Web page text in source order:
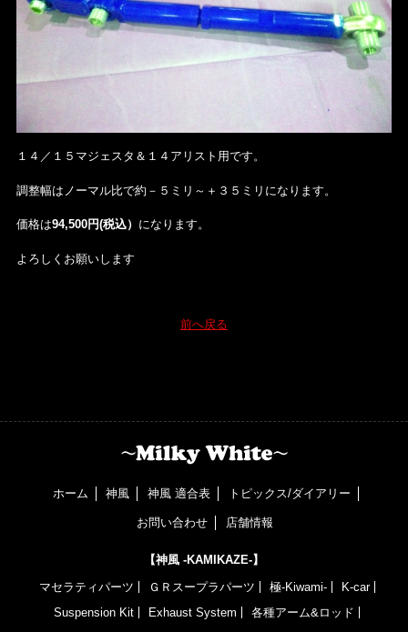
１４／１５マジェスタ＆１４アリスト用です。
調整幅はノーマル比で約－５ミリ～＋３５ミリになります。
価格は94,500円(税込） になります。
よろしくお願いします
前へ戻る
ホーム 神風 神風 適合表 トピックス/ダイアリー
お問い合わせ 店舗情報
【神風 -KAMIKAZE-】
マセラティパーツ
ＧＲスープラパーツ 極-Kiwami-
K-car
Suspension Kit
Exhaust System
各種アーム&ロッド